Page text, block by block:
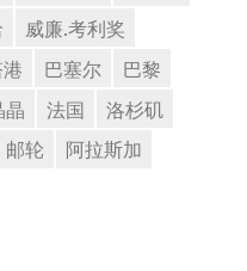
威廉.考利奖
巴塞尔
巴黎
晶 法国
洛杉矶
邮轮
阿拉斯加